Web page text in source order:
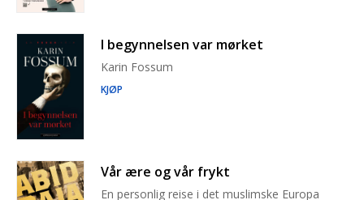
I begynnelsen var mørket
Karin Fossum
KJØP
Vår ære og vår frykt
En personlig reise i det muslimske Europa